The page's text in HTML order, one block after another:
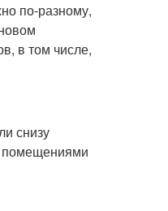
по-разному,
в том числе,
снизу
помещениями